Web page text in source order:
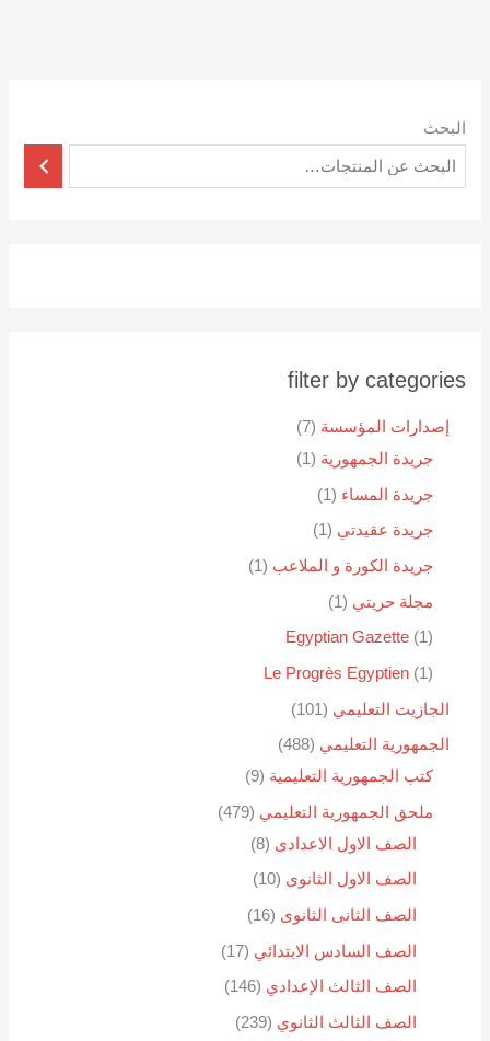
البحث
filter by categories
إصدارات المؤسسة
7
جريدة الجمهورية
1
جريدة المساء 1
جريدة عقيدتي 1
جريدة الكورة و الملاعب 1
مجلة حريتي 1
Egyptian Gazette 1
Le Progrès Egyptien 1
الجازيت التعليمي 101
الجمهورية التعليمي
488
كتب الجمهورية التعليمية
9
ملحق الجمهورية التعليمي
479
الصف الاول الاعدادى
8
الصف الاول الثانوى 10
الصف الثانى الثانوى 16
الصف السادس الابتدائي 17
الصف الثالث الإعدادي 146
الصف الثالث الثانوي
239